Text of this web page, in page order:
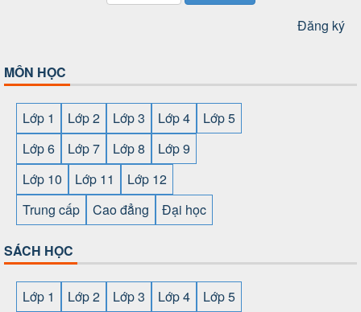
Đăng ký
MÔN HỌC
Lớp 1 Lớp 2 Lớp 3 Lớp 4
Lớp 5
Lớp 6
Lớp 7 Lớp 8
Lớp 9
Lớp 10
Lớp 11
Lớp 12
Trung cấp
Cao đẳng Đại học
SÁCH HỌC
Lớp 1 Lớp 2 Lớp 3 Lớp 4
Lớp 5